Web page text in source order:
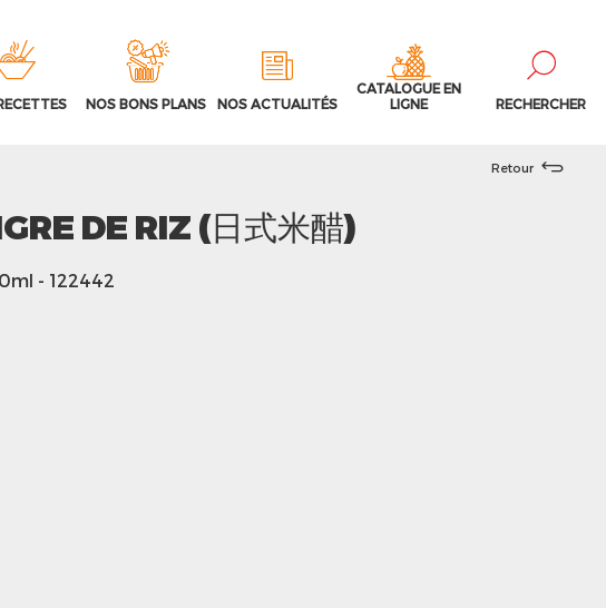
NOS BONS PLANS NOS ACTUALITÉS
CATALOGUE EN
LIGNE
RECHERCHER
Retour
DE RIZ (日式米醋)
- 122442